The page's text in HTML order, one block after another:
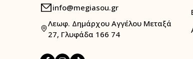
info@megiasou.gr
Λεωφ. Δημάρχου Αγγέλου Μεταξά
27, Γλυφάδα 166 74